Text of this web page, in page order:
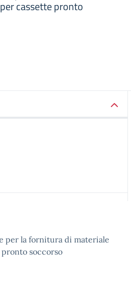
cassette pronto
per la fornitura di materiale
soccorso